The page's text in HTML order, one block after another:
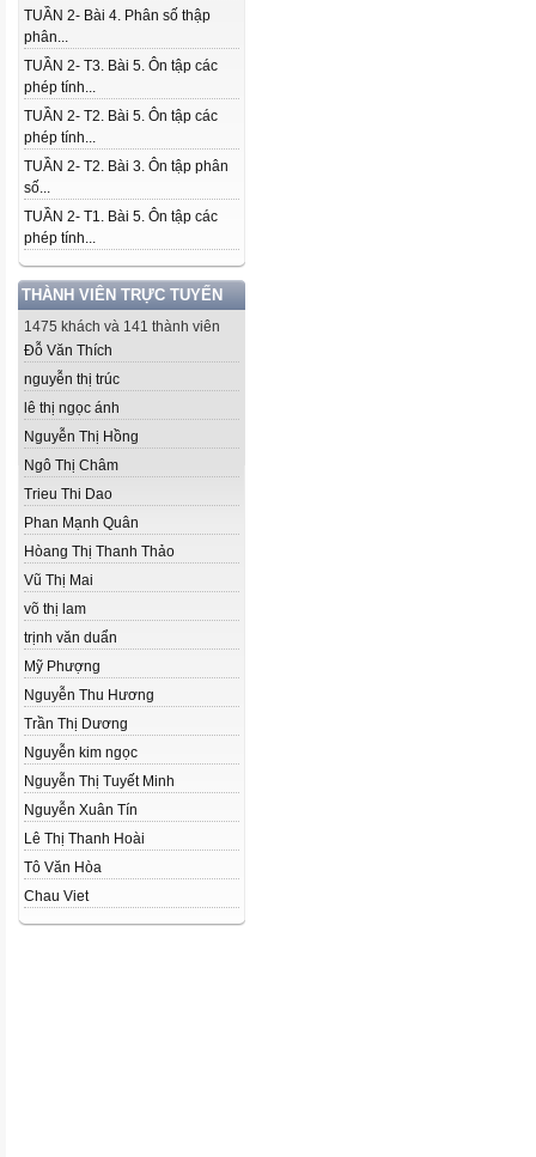
TUẦN 2- Bài 4. Phân số thập
phân...
TUẦN 2- T3. Bài 5. Ôn tập các
phép tính...
TUẦN 2- T2. Bài 5. Ôn tập các
phép tính...
TUẦN 2- T2. Bài 3. Ôn tập phân
số...
TUẦN 2- T1. Bài 5. Ôn tập các
phép tính...
THÀNH VIÊN TRỰC TUYẾN
1475 khách và 141 thành viên
Đỗ Văn Thích
nguyễn thị trúc
lê thị ngọc ánh
Nguyễn Thị Hồng
Ngô Thị Châm
Trieu Thi Dao
Phan Mạnh Quân
Hòang Thị Thanh Thảo
Vũ Thị Mai
võ thị lam
trịnh văn duẩn
Mỹ Phượng
Nguyễn Thu Hương
Trần Thị Dương
Nguyễn kim ngọc
Nguyễn Thị Tuyết Minh
Nguyễn Xuân Tín
Lê Thị Thanh Hoài
Tô Văn Hòa
Chau Viet